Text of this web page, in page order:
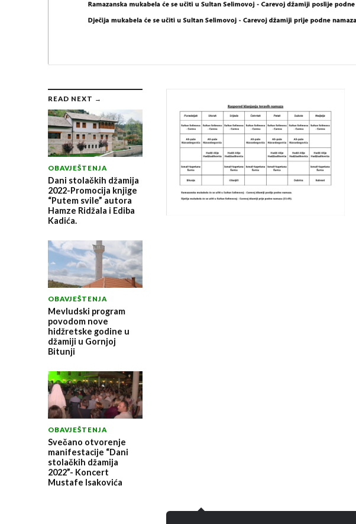
READ NEXT →
OBAVJEŠTENJA
Dani stolačkih džamija
2022-Promocija knjige
“Putem svile” autora
Hamze Ridžala i Ediba
Kadića.
OBAVJEŠTENJA
Mevludski program
povodom nove
hidžretske godine u
džamiji u Gornjoj
Bitunji
OBAVJEŠTENJA
Svečano otvorenje
manifestacije “Dani
stolačkih džamija
2022”- Koncert
Mustafe Isakovića